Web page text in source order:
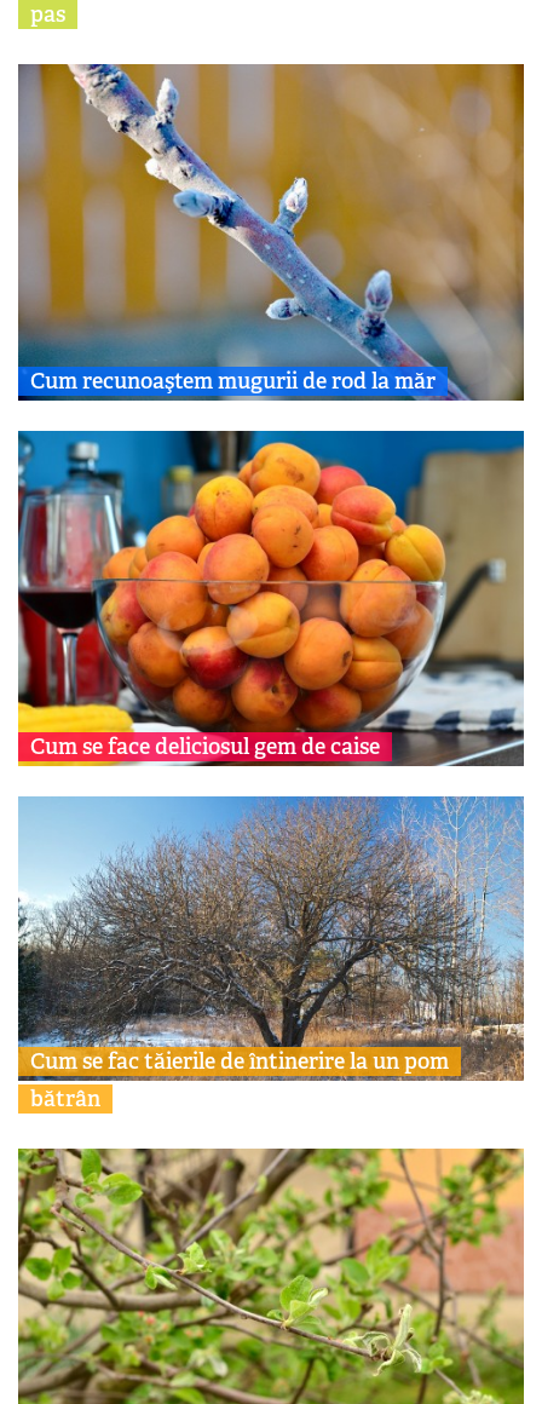
pas
Cum recunoaştem mugurii de rod la măr
Cum se face deliciosul gem de caise
Cum se fac tăierile de întinerire la un pom
bătrân